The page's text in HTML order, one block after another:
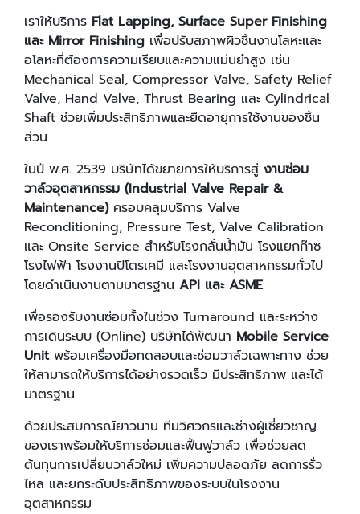
เราให้บริการ Flat Lapping, Surface Super Finishing
และ Mirror Finishing เพื่อปรับสภาพผิวชิ้นงานโลหะและ
อโลหะที่ต้องการความเรียบและความแม่นยำสูง เช่น
Mechanical Seal, Compressor Valve, Safety Relief
Valve, Hand Valve, Thrust Bearing และ Cylindrical
Shaft ช่วยเพิ่มประสิทธิภาพและยืดอายุการใช้งานของชิ้น
ส่วน
ในปี พ.ศ. 2539 บริษัทได้ขยายการให้บริการสู่ งานซ่อม
วาล์วอุตสาหกรรม (Industrial Valve Repair &
Maintenance)ครอบคลุมบริการ Valve
Reconditioning, Pressure Test, Valve Calibration
และ Onsite Service สำหรับโรงกลั่นน้ำมัน โรงแยกก๊าซ
โรงไฟฟ้า โรงงานปิโตรเคมี และโรงงานอุตสาหกรรมทั่วไป
โดยดำเนินงานตามมาตรฐาน API และ ASME
เพื่อรองรับงานซ่อมทั้งในช่วง Turnaround และระหว่าง
การเดินระบบ (Online) บริษัทได้พัฒนา Mobile Service
Unitพร้อมเครื่องมือทดสอบและซ่อมวาล์วเฉพาะทาง ช่วย
ให้สามารถให้บริการได้อย่างรวดเร็ว มีประสิทธิภาพ และได้
มาตรฐาน
ด้วยประสบการณ์ยาวนาน ทีมวิศวกรและช่างผู้เชี่ยวชาญ
ของเราพร้อมให้บริการซ่อมและฟื้นฟูวาล์ว เพื่อช่วยลด
ต้นทุนการเปลี่ยนวาล์วใหม่ เพิ่มความปลอดภัย ลดการรั่ว
ไหล และยกระดับประสิทธิภาพของระบบในโรงงาน
อุตสาหกรรม